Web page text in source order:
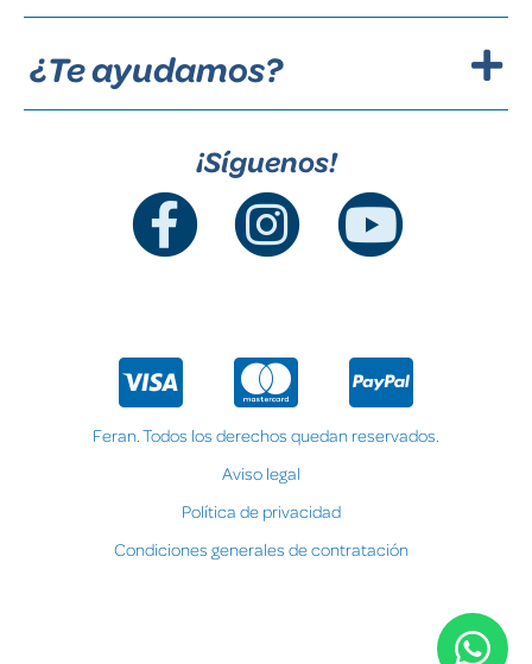
¿Te ayudamos?
¡Síguenos!
Feran. Todos los derechos quedan reservados.
Aviso legal
Política de privacidad
Condiciones generales de contratación